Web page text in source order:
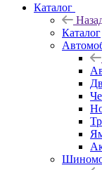
Каталог
Каталог